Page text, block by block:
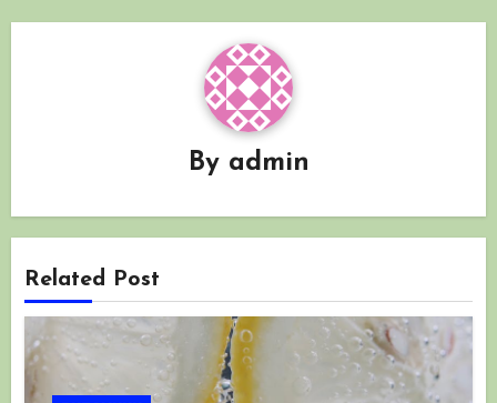
By admin
Related Post